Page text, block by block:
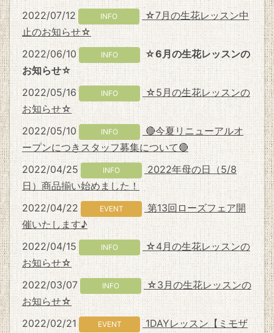
2022/07/12 INFO
☆7月の生花レッスン中
止のお知らせ☆
2022/06/10
INFO
☆6月の生花レッスンの
お知らせ☆
2022/05/16
INFO
☆5月の生花レッスンの
お知らせ☆
2022/05/10
INFO
🔴今夏リニューアルオ
ープンにつきスタッフ募集について🔴
2022/04/25
INFO
2022年母の日（5/8
日）商品揃い始めました！
2022/04/22
EVENT
第13回ローズフェア開
催いたします♪
2022/04/15
INFO
☆4月の生花レッスンの
お知らせ☆
2022/03/07
INFO
☆3月の生花レッスンの
お知らせ☆
2022/02/21
EVENT
1DAYレッスン【ミモザ